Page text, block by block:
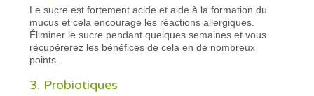
Le sucre est fortement acide et aide à la formation du
mucus et cela encourage les réactions allergiques.
Éliminer le sucre pendant quelques semaines et vous
récupérerez les bénéfices de cela en de nombreux
points.
3. Probiotiques